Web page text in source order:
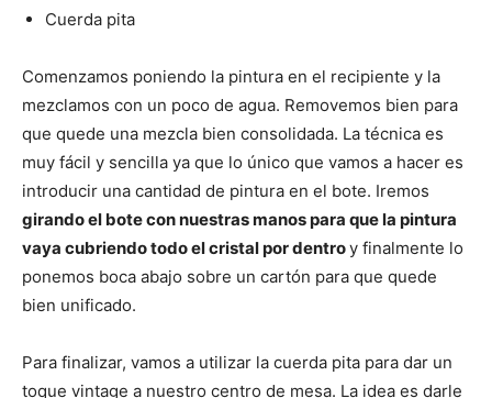
Cuerda pita
Comenzamos poniendo la pintura en el recipiente y la
mezclamos con un poco de agua. Removemos bien para
que quede una mezcla bien consolidada. La técnica es
muy fácil y sencilla ya que lo único que vamos a hacer es
introducir una cantidad de pintura en el bote. Iremos
girando el bote con nuestras manos para que la pintura
vaya cubriendo todo el cristal por dentroy finalmente lo
ponemos boca abajo sobre un cartón para que quede
bien unificado.
Para finalizar, vamos a utilizar la cuerda pita para dar un
toque vintage a nuestro centro de mesa. La idea es darle